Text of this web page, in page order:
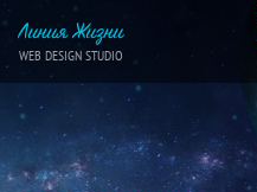
Линия Жизни
WEB DESIGN STUDIO